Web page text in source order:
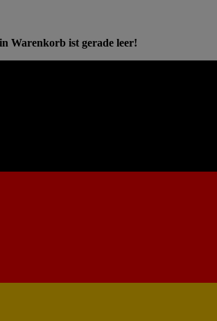
Warenkorb ist gerade leer!